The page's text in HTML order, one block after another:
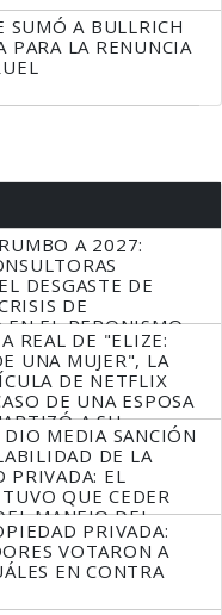
SUMÓ A BULLRICH
PARA LA RENUNCIA
A 2027:
DESGASTE DE
DE
EN EL PERONISMO
REAL DE "ELIZE:
UNA MUJER", LA
DE NETFLIX
DE UNA ESPOSA
A SU
DIO MEDIA SANCIÓN
DE LA
PRIVADA: EL
QUE CEDER
MANEJO DEL
PRIVADA:
VOTARON A
EN CONTRA